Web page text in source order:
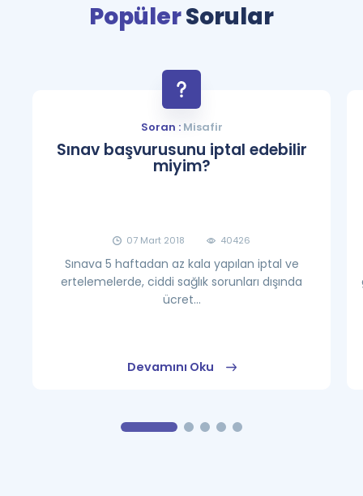
PopülerSorular
Soran :Misafir
Sınav başvurusunu iptal edebilir
miyim?
07 Mart 2018 40426
Sınava 5 haftadan az kala yapılan iptal ve
ertelemelerde, ciddi sağlık sorunları dışında
ücret...
Devamını Oku